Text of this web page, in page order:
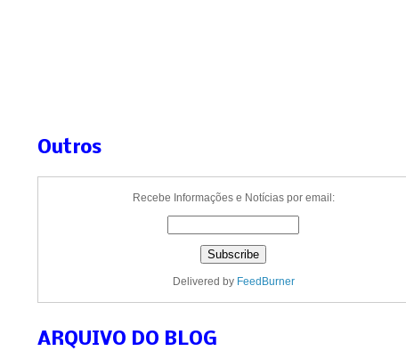
Outros
Recebe Informações e Notícias por email:
Delivered by FeedBurner
ARQUIVO DO BLOG